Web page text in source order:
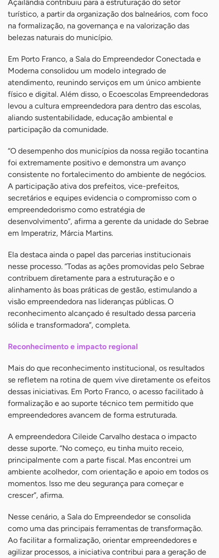
Açailândia contribuiu para a estruturação do setor
turístico, a partir da organização dos balneários, com foco
na formalização, na governança e na valorização das
belezas naturais do município.
Em Porto Franco, a Sala do Empreendedor Conectada e
Moderna consolidou um modelo integrado de
atendimento, reunindo serviços em um único ambiente
físico e digital. Além disso, o Ecoescolas Empreendedoras
levou a cultura empreendedora para dentro das escolas,
aliando sustentabilidade, educação ambiental e
participação da comunidade.
“O desempenho dos municípios da nossa região tocantina
foi extremamente positivo e demonstra um avanço
consistente no fortalecimento do ambiente de negócios.
A participação ativa dos prefeitos, vice-prefeitos,
secretários e equipes evidencia o compromisso com o
empreendedorismo como estratégia de
desenvolvimento”, afirma a gerente da unidade do Sebrae
em Imperatriz, Márcia Martins.
Ela destaca ainda o papel das parcerias institucionais
nesse processo. “Todas as ações promovidas pelo Sebrae
contribuem diretamente para a estruturação e o
alinhamento às boas práticas de gestão, estimulando a
visão empreendedora nas lideranças públicas. O
reconhecimento alcançado é resultado dessa parceria
sólida e transformadora”, completa.
Reconhecimento e impacto regional
Mais do que reconhecimento institucional, os resultados
se refletem na rotina de quem vive diretamente os efeitos
dessas iniciativas. Em Porto Franco, o acesso facilitado à
formalização e ao suporte técnico tem permitido que
empreendedores avancem de forma estruturada.
A empreendedora Cileide Carvalho destaca o impacto
desse suporte. “No começo, eu tinha muito receio,
principalmente com a parte fiscal. Mas encontrei um
ambiente acolhedor, com orientação e apoio em todos os
momentos. Isso me deu segurança para começar e
crescer”, afirma.
Nesse cenário, a Sala do Empreendedor se consolida
como uma das principais ferramentas de transformação.
Ao facilitar a formalização, orientar empreendedores e
agilizar processos, a iniciativa contribui para a geração de